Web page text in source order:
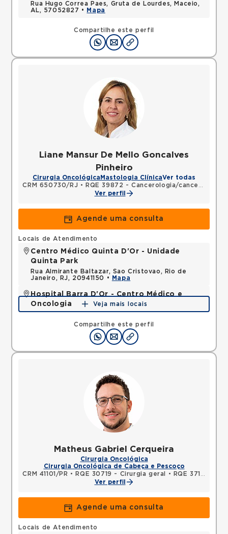
Compartilhe este perfil
Rua Hugo Correa Paes, Gruta de Lourdes, Maceio,
AL, 57052827 •
Mapa
Liane Mansur De Mello Goncalves
Pinheiro
Cirurgia Oncológica Mastologia ClínicaVer todas
CRM 650730/RJ •
RQE 39872 - Cancerologia/cancerologia cirúrgica
Ver perfil
Agende uma consulta
Compartilhe este perfil
Locais de Atendimento
Centro Médico Quinta D'Or - Unidade
Quinta Park
Rua Almirante Baltazar, Sao Cristovao, Rio de
Janeiro, RJ, 20941150 •
Mapa
Hospital Barra D'Or - Centro Médico e
Oncologia
Avenida Nelson Mufarrej, Barra da Tijuca, Rio de
Janeiro, RJ, 22775050 •
Mapa
Veja mais locais
Matheus Gabriel Cerqueira
Cirurgia Oncológica
Cirurgia Oncológica de Cabeça e Pescoço
CRM 41101/PR • RQE 30719 - Cirurgia geral •
RQE 37135 - Cirurgia oncológica
Ver perfil
Agende uma consulta
Locais de Atendimento